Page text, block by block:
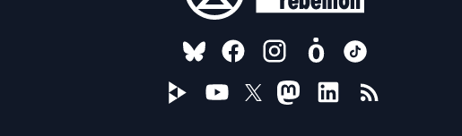
FOLLOW US ON